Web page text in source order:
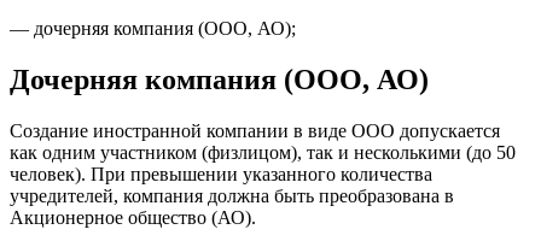
— дочерняя компания (ООО, АО);
Дочерняя компания (ООО, АО)
Создание иностранной компании в виде ООО допускается
как одним участником (физлицом), так и несколькими (до 50
человек). При превышении указанного количества
учредителей, компания должна быть преобразована в
Акционерное общество (АО).